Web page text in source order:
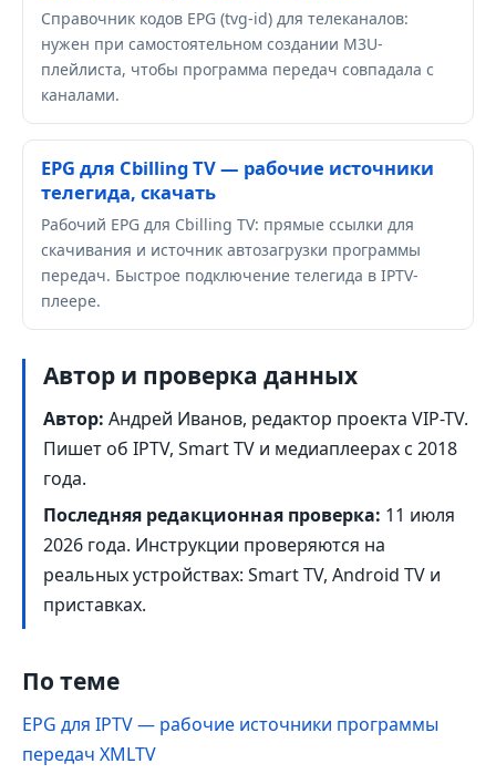
Справочник кодов EPG (tvg-id) для телеканалов:
нужен при самостоятельном создании M3U-
плейлиста, чтобы программа передач совпадала с
каналами.
EPG для Cbilling TV — рабочие источники
телегида, скачать
Рабочий EPG для Cbilling TV: прямые ссылки для
скачивания и источник автозагрузки программы
передач. Быстрое подключение телегида в IPTV-
плеере.
Автор и проверка данных
Автор: Андрей Иванов, редактор проекта VIP-TV.
Пишет об IPTV, Smart TV и медиаплеерах с 2018
года.
Последняя редакционная проверка: 11 июля
2026 года. Инструкции проверяются на
реальных устройствах: Smart TV, Android TV и
приставках.
По теме
EPG для IPTV — рабочие источники программы
передач XMLTV